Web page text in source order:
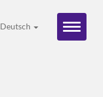
Deutsch